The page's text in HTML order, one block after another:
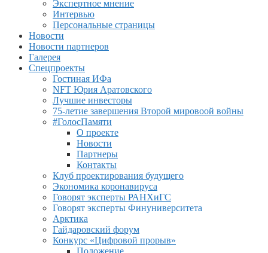
Экспертное мнение
Интервью
Персональные страницы
Новости
Новости партнеров
Галерея
Спецпроекты
Гостиная ИФа
NFT Юрия Аратовского
Лучшие инвесторы
75-летие завершения Второй мировоой войны
#ГолосПамяти
О проекте
Новости
Партнеры
Контакты
Клуб проектирования будущего
Экономика коронавируса
Говорят эксперты РАНХиГС
Говорят эксперты Финуниверситета
Арктика
Гайдаровский форум
Конкурс «Цифровой прорыв»